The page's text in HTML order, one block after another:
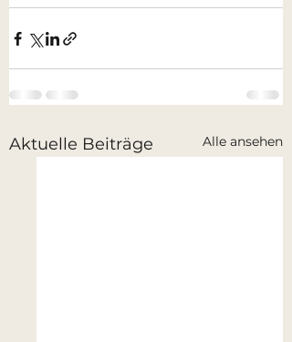
Aktuelle Beiträge Alle ansehen